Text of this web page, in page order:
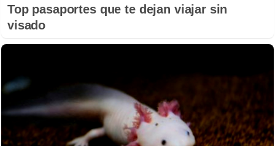
Top pasaportes que te dejan viajar sin
visado